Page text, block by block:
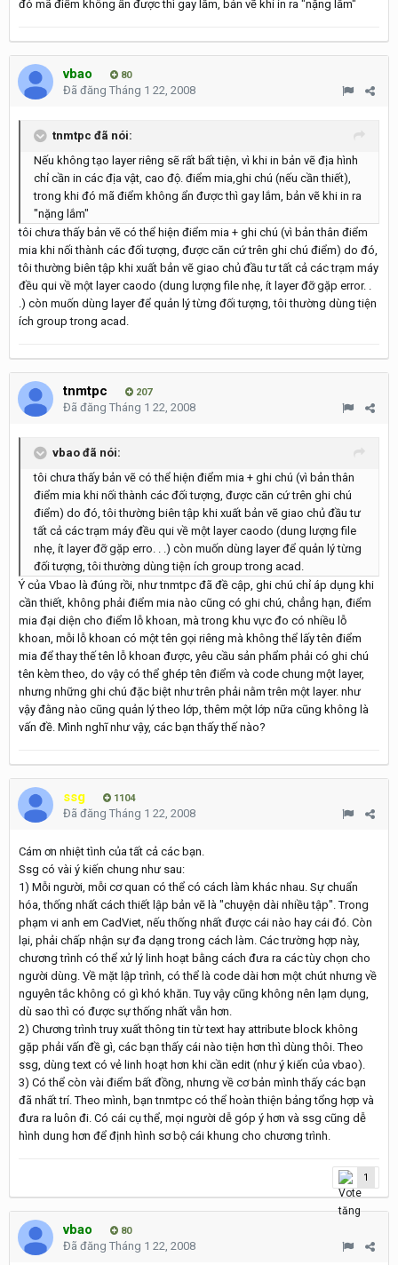
đó mã điểm không ẩn được thì gay lắm, bản vẽ khi in ra "nặng lắm"
vbao 80
Đã đăng Tháng 1 22, 2008
tnmtpc đã nói:
Nếu không tạo layer riêng sẽ rất bất tiện, vì khi in bản vẽ địa hình
chỉ cần in các địa vật, cao độ. điểm mia,ghi chú (nếu cần thiết),
trong khi đó mã điểm không ẩn được thì gay lắm, bản vẽ khi in ra
"nặng lắm"
tôi chưa thấy bản vẽ có thể hiện điểm mia + ghi chú (vì bản thân điểm
mia khi nối thành các đối tượng, được căn cứ trên ghi chú điểm) do đó,
tôi thường biên tập khi xuất bản vẽ giao chủ đầu tư tất cả các trạm máy
đều qui về một layer caodo (dung lượng file nhẹ, ít layer đỡ gặp error. .
.) còn muốn dùng layer để quản lý từng đối tượng, tôi thường dùng tiện
ích group trong acad.
tnmtpc 207
Đã đăng Tháng 1 22, 2008
vbao đã nói:
tôi chưa thấy bản vẽ có thể hiện điểm mia + ghi chú (vì bản thân
điểm mia khi nối thành các đối tượng, được căn cứ trên ghi chú
điểm) do đó, tôi thường biên tập khi xuất bản vẽ giao chủ đầu tư
tất cả các trạm máy đều qui về một layer caodo (dung lượng file
nhẹ, ít layer đỡ gặp erro. . .) còn muốn dùng layer để quản lý từng
đối tượng, tôi thường dùng tiện ích group trong acad.
Ý của Vbao là đúng rồi, như tnmtpc đã đề cập, ghi chú chỉ áp dụng khi
cần thiết, không phải điểm mia nào cũng có ghi chú, chẳng hạn, điểm
mia đại diện cho điểm lỗ khoan, mà trong khu vực đo có nhiều lỗ
khoan, mỗi lỗ khoan có một tên gọi riêng mà không thể lấy tên điểm
mia để thay thế tên lỗ khoan được, yêu cầu sản phẩm phải có ghi chú
tên kèm theo, do vậy có thể ghép tên điểm và code chung một layer,
nhưng những ghi chú đặc biệt như trên phải nằm trên một layer. như
vậy đằng nào cũng quản lý theo lớp, thêm một lớp nữa cũng không là
vấn đề. Mình nghĩ như vậy, các bạn thấy thế nào?
ssg 1104
Đã đăng Tháng 1 22, 2008
Cám ơn nhiệt tình của tất cả các bạn.
Ssg có vài ý kiến chung như sau:
1) Mỗi người, mỗi cơ quan có thể có cách làm khác nhau. Sự chuẩn
hóa, thống nhất cách thiết lập bản vẽ là "chuyện dài nhiều tập". Trong
phạm vi anh em CadViet, nếu thống nhất được cái nào hay cái đó. Còn
lại, phải chấp nhận sự đa dạng trong cách làm. Các trường hợp này,
chương trình có thể xử lý linh hoạt bằng cách đưa ra các tùy chọn cho
người dùng. Về mặt lập trình, có thể là code dài hơn một chút nhưng về
nguyên tắc không có gì khó khăn. Tuy vậy cũng không nên lạm dụng,
dù sao thì có được sự thống nhất vẫn hơn.
2) Chương trình truy xuất thông tin từ text hay attribute block không
gặp phải vấn đề gì, các bạn thấy cái nào tiện hơn thì dùng thôi. Theo
ssg, dùng text có vẻ linh hoạt hơn khi cần edit (như ý kiến của vbao).
3) Có thể còn vài điểm bất đồng, nhưng về cơ bản mình thấy các bạn
đã nhất trí. Theo mình, bạn tnmtpc có thể hoàn thiện bảng tổng hợp và
đưa ra luôn đi. Có cái cụ thể, mọi người dễ góp ý hơn và ssg cũng dễ
hình dung hơn để định hình sơ bộ cái khung cho chương trình.
1
vbao 80
Đã đăng Tháng 1 22, 2008